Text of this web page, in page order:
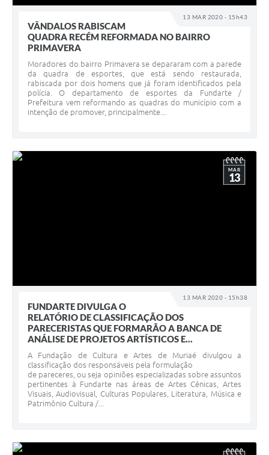
13 MAR 2020 - 15h43
VÂNDALOS RABISCAM
QUADRA RECÉM REFORMADA NO BAIRRO
PRIMAVERA
Moradores do bairro Primavera se depararam com a parede
da quadra de esportes, que está sendo restaurada,
rabiscada por dois homens que já foram identificados pela
polícia. O departamento de esportes da Fundarte /
Prefeitura vem reformando as quadras do município com a
intenção de promover, principalmente...
13 MAR 2020 - 15h38
MAR
13
FUNDARTE DIVULGA O
RELATÓRIO DE CLASSIFICAÇÃO DOS
PARECERISTAS QUE FORMARÃO A BANCA DE
ANÁLISE DE PROJETOS ARTÍSTICOS E...
A Fundação de Cultura e Artes de Muriaé divulgou a
classificação dos responsáveis pela formulação
de pareceres, ou seja opiniões especializadas sobre assuntos
pertinentes à Fundarte nas áreas de Artes Cênicas, Artes
Visuais, Audiovisual, Culturas Populares, Literatura, Música e
Patrimônio Cultura /...